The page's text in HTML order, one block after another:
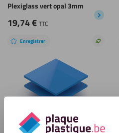
Plexiglass vert opal 3mm
19,74€ TTC
Enregistrer
Choix